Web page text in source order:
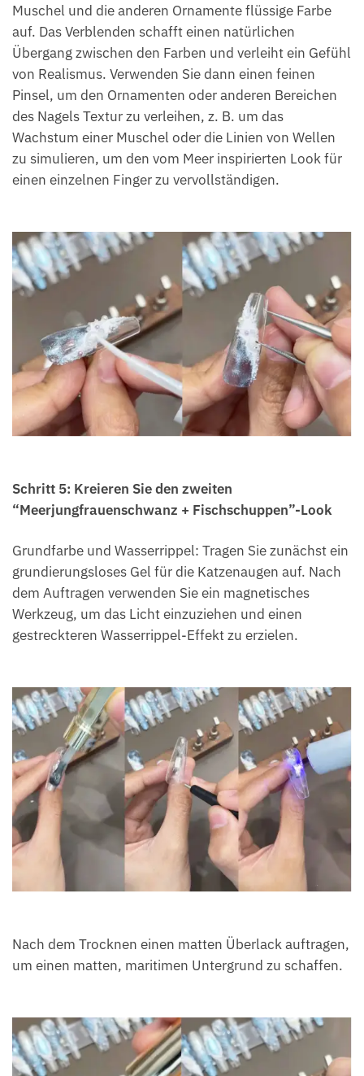
Muschel und die anderen Ornamente flüssige Farbe
auf. Das Verblenden schafft einen natürlichen
Übergang zwischen den Farben und verleiht ein Gefühl
von Realismus. Verwenden Sie dann einen feinen
Pinsel, um den Ornamenten oder anderen Bereichen
des Nagels Textur zu verleihen, z. B. um das
Wachstum einer Muschel oder die Linien von Wellen
zu simulieren, um den vom Meer inspirierten Look für
einen einzelnen Finger zu vervollständigen.
Schritt 5: Kreieren Sie den zweiten
“Meerjungfrauenschwanz + Fischschuppen”-Look
Grundfarbe und Wasserrippel: Tragen Sie zunächst ein
grundierungsloses Gel für die Katzenaugen auf. Nach
dem Auftragen verwenden Sie ein magnetisches
Werkzeug, um das Licht einzuziehen und einen
gestreckteren Wasserrippel-Effekt zu erzielen.
Nach dem Trocknen einen matten Überlack auftragen,
um einen matten, maritimen Untergrund zu schaffen.